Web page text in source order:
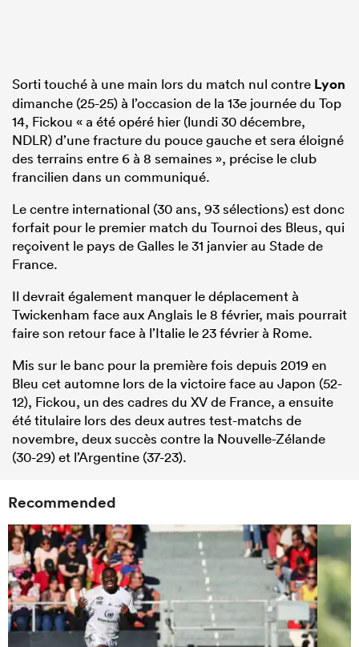
Sorti touché à une main lors du match nul contre Lyon
dimanche (25-25) à l’occasion de la 13e journée du Top
14, Fickou « a été opéré hier (lundi 30 décembre,
NDLR) d’une fracture du pouce gauche et sera éloigné
des terrains entre 6 à 8 semaines », précise le club
francilien dans un communiqué.
Le centre international (30 ans, 93 sélections) est donc
forfait pour le premier match du Tournoi des Bleus, qui
reçoivent le pays de Galles le 31 janvier au Stade de
France.
Il devrait également manquer le déplacement à
Twickenham face aux Anglais le 8 février, mais pourrait
faire son retour face à l’Italie le 23 février à Rome.
Mis sur le banc pour la première fois depuis 2019 en
Bleu cet automne lors de la victoire face au Japon (52-
12), Fickou, un des cadres du XV de France, a ensuite
été titulaire lors des deux autres test-matchs de
novembre, deux succès contre la Nouvelle-Zélande
(30-29) et l’Argentine (37-23).
Recommended